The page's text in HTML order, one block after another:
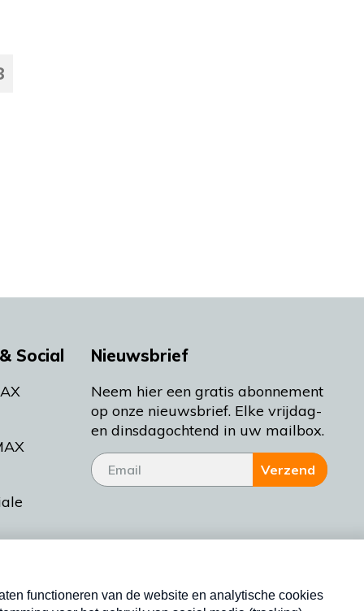
Social Nieuwsbrief
Neem hier een gratis abonnement
op onze nieuwsbrief. Elke vrijdag-
en dinsdagochtend in uw mailbox.
Verzend